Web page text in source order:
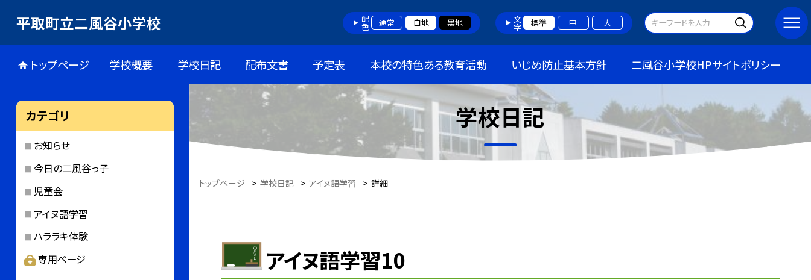
平取町立二風谷小学校 配色 通常 白地 黒地 文字 標準 中 大
トップページ 学校概要 学校日記 配布文書 予定表 本校の特色ある教育活動 いじめ防止基本方針 二風谷小学校HPサイトポリシー
学校日記
トップページ > 学校日記 > アイヌ語学習 > 詳細
アイヌ語学習10
カテゴリ
お知らせ
今日の二風谷っ子
児童会
アイヌ語学習
ハララキ体験
専用ページ